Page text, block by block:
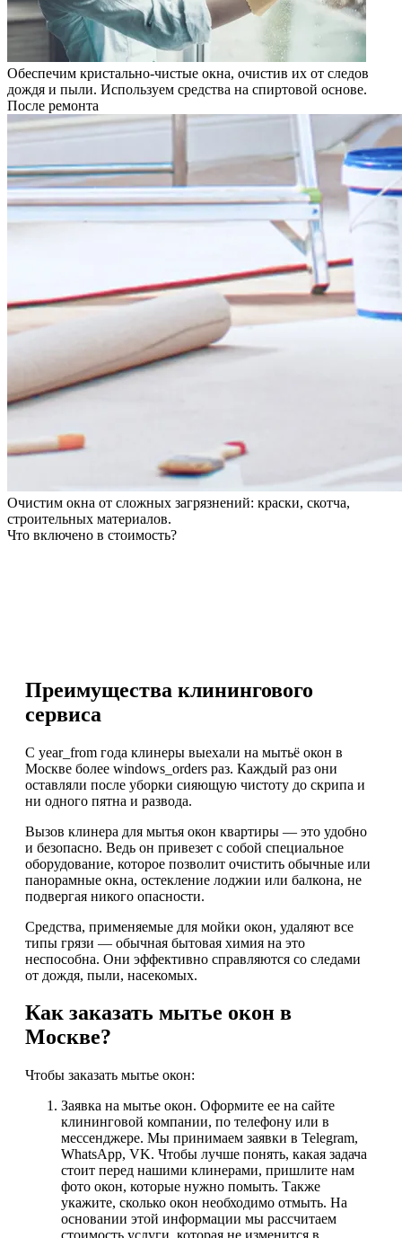
Обеспечим кристально-чистые окна, очистив их от следов
дождя и пыли. Используем средства на спиртовой основе.
После ремонта
Очистим окна от сложных загрязнений: краски, скотча,
строительных материалов.
Что включено в стоимость?
Преимущества клинингового
сервиса
С year_from года клинеры выехали на мытьё окон в
Москве более windows_orders раз. Каждый раз они
оставляли после уборки сияющую чистоту до скрипа и
ни одного пятна и развода.
Вызов клинера для мытья окон квартиры — это удобно
и безопасно. Ведь он привезет с собой специальное
оборудование, которое позволит очистить обычные или
панорамные окна, остекление лоджии или балкона, не
подвергая никого опасности.
Средства, применяемые для мойки окон, удаляют все
типы грязи — обычная бытовая химия на это
неспособна. Они эффективно справляются со следами
от дождя, пыли, насекомых.
Как заказать мытье окон в
Москве?
Чтобы заказать мытье окон:
Заявка на мытье окон. Оформите ее на сайте
клининговой компании, по телефону или в
мессенджере. Мы принимаем заявки в Telegram,
WhatsApp, VK. Чтобы лучше понять, какая задача
стоит перед нашими клинерами, пришлите нам
фото окон, которые нужно помыть. Также
укажите, сколько окон необходимо отмыть. На
основании этой информации мы рассчитаем